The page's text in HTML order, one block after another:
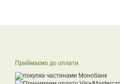
Приймаємо до оплати